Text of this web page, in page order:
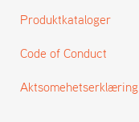
Produktkataloger
Code of Conduct
Aktsomehetserklæring